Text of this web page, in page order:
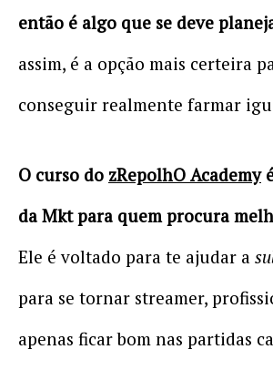
então é algo que se deve
assim, é a opção mais certeira
conseguir realmente farmar
O curso do zRepolhO Academy
da Mkt para quem procura
Ele é voltado para te ajudar a
para se tornar streamer,
apenas ficar bom nas partidas